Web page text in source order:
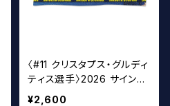
〈#11 クリスタプス・グルディ
ティス選手〉2026 サイン入
りスポーツタオル
¥2,600